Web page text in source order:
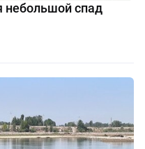
небольшой спад